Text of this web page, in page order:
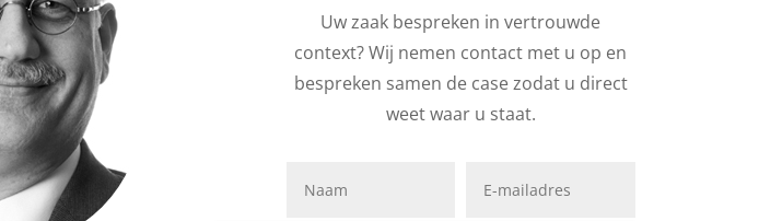
Uw zaak bespreken in vertrouwde
context? Wij nemen contact met u op en
bespreken samen de case zodat u direct
weet waar u staat.